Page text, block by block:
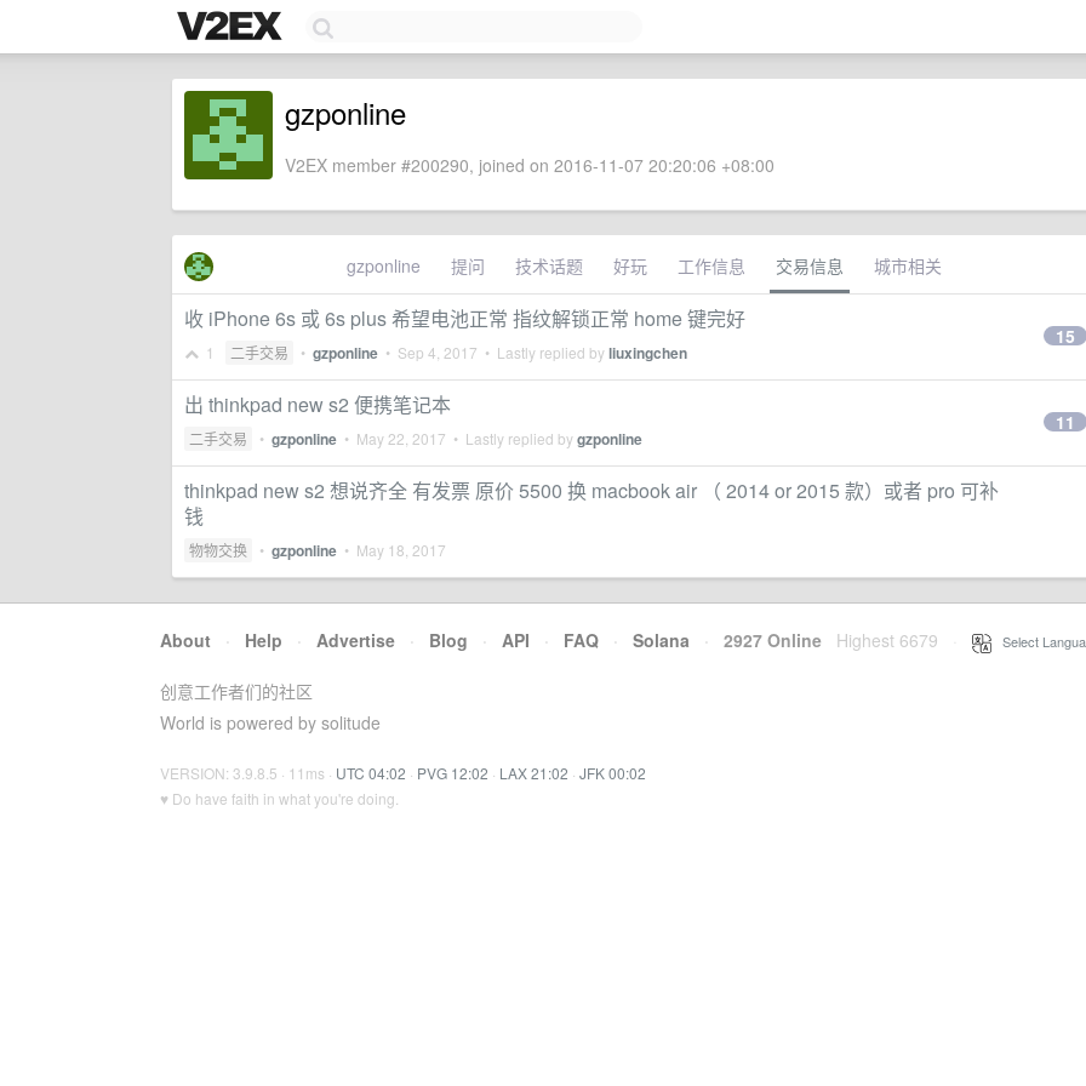
gzponline
V2EX member #200290, joined on 2016-11-07 20:20:06 +08:00
gzponline 提问 技术话题 好玩 工作信息 交易信息 城市相关
收 iPhone 6s 或 6s plus 希望电池正常 指纹解锁正常 home 键完好
1 二手交易 • gzponline • Sep 4, 2017 • Lastly replied byliuxingchen
15
出 thinkpad new s2 便携笔记本
二手交易 • gzponline • May 22, 2017 • Lastly replied bygzponline
11
thinkpad new s2 想说齐全 有发票 原价 5500 换 macbook air （ 2014 or 2015 款）或者 pro 可补
钱
物物交换 • gzponline • May 18, 2017
About · Help · Advertise · Blog · API · FAQ · Solana · 2927 Online Highest 6679 Select
创意工作者们的社区
World is powered by solitude
VERSION: 3.9.8.5 · 11ms · UTC 04:02 · PVG 12:02 · LAX 21:02 · JFK 00:02
♥ Do have faith in what you're doing.